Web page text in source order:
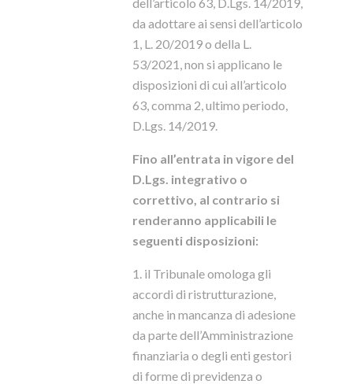
da adottare ai sensi dell’articolo
1, L. 20/2019 o della L.
53/2021, non si applicano le
disposizioni di cui all’articolo
63, comma 2, ultimo periodo,
D.Lgs. 14/2019.
Fino all’entrata in vigore del
D.Lgs. integrativo o
correttivo, al contrario si
renderanno applicabili le
seguenti disposizioni:
1. il Tribunale omologa gli
accordi di ristrutturazione,
anche in mancanza di adesione
da parte dell’Amministrazione
finanziaria o degli enti gestori
di forme di previdenza o